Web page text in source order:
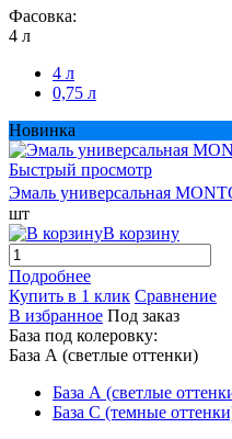
Фасовка:
4 л
4 л
0,75 л
Новинка
Быстрый просмотр
Эмаль универсальная
шт
В корзину
Подробнее
Купить в 1 клик Сравнение
В избранное Под заказ
База под колеровку:
База А (светлые оттенки)
База А (светлые
База С (темные